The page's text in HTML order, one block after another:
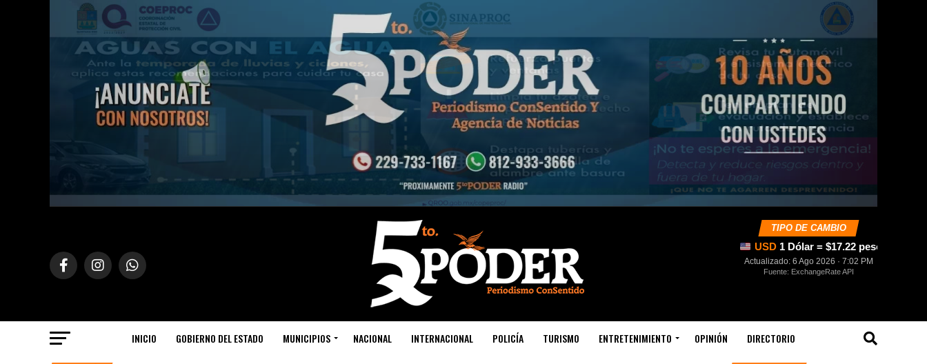
TIPO DE CAMBIO
USD 1 Dólar = $17.22 pesos
Actualizado: 6 Ago 2026 · 7:02 PM
Fuente: ExchangeRate API
INICIO GOBIERNO DEL ESTADO MUNICIPIOS NACIONAL INTERNACIONAL POLICÍA TURISMO ENTRETENIMIENTO OPINIÓN DIRECTORIO